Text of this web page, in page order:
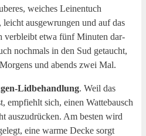
wei­ches Lei­nen­tuch
aus­ge­wrun­gen und auf das
ver­bleibt etwa fünf Minu­ten dar­
noch­mals in den Sud getaucht,
und abends zwei Mal.
Lid­be­hand­lung. Weil das
emp­fiehlt sich, einen Wat­te­bausch
aus­zu­drü­cken. Am bes­ten wird
eine war­me Decke sorgt